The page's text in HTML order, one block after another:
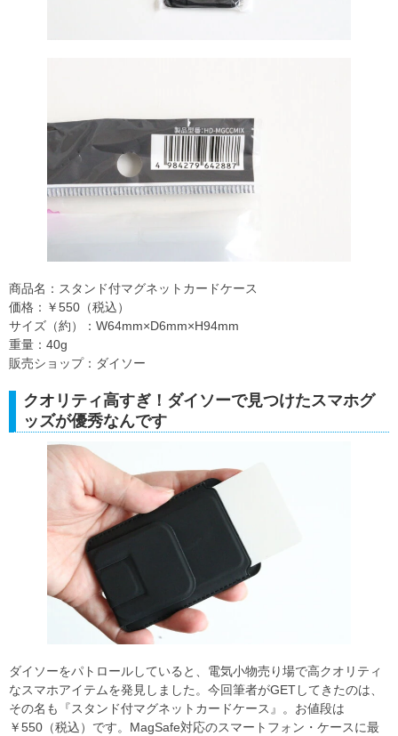
商品名：スタンド付マグネットカードケース
価格：￥550（税込）
サイズ（約）：W64mm×D6mm×H94mm
重量：40g
販売ショップ：ダイソー
クオリティ高すぎ！ダイソーで見つけたスマホグ
ッズが優秀なんです
ダイソーをパトロールしていると、電気小物売り場で高クオリティ
なスマホアイテムを発見しました。今回筆者がGETしてきたのは、
その名も『スタンド付マグネットカードケース』。お値段は
￥550（税込）です。MagSafe対応のスマートフォン・ケースに最